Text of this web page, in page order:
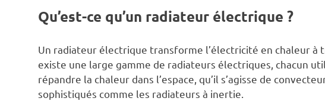
Qu’est-ce qu’un radiateur électrique ?
Un radiateur électrique transforme l’électricité en chaleur à
existe une large gamme de radiateurs électriques, chacun
répandre la chaleur dans l’espace, qu’il s’agisse de
sophistiqués comme les radiateurs à inertie.